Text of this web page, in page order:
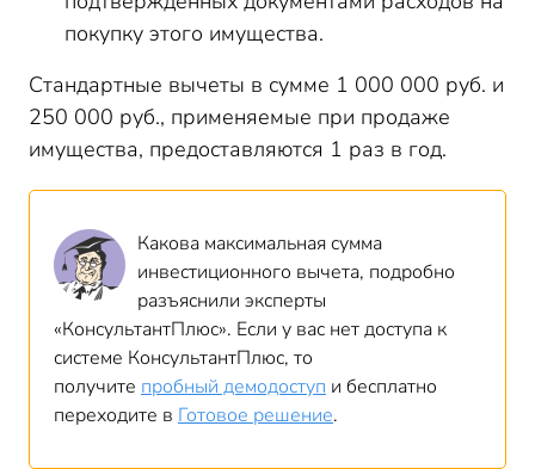
покупку этого имущества.
Стандартные вычеты в сумме 1 000 000 руб. и
250 000 руб., применяемые при продаже
имущества, предоставляются 1 раз в год.
Какова максимальная сумма
инвестиционного вычета, подробно
разъяснили эксперты
«КонсультантПлюс». Если у вас нет доступа к
системе КонсультантПлюс, то
получите пробный демодоступ и бесплатно
переходите в Готовое решение.